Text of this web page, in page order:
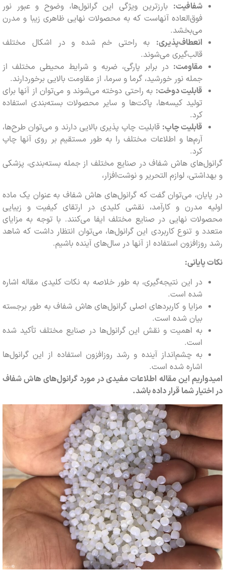
شفافیت:بارزترین ویژگی این گرانول‌ها، وضوح و عبور نور
فوق‌العاده آنهاست که به محصولات نهایی ظاهری زیبا و مدرن
می‌بخشد.
انعطاف‌پذیری:به راحتی خم شده و در اشکال مختلف
قالب‌گیری می‌شوند.
مقاومت:در برابر پارگی، ضربه و شرایط محیطی مختلف از
جمله نور خورشید، گرما و سرما، از مقاومت بالایی برخوردارند.
قابلیت دوخت:به راحتی دوخته می‌شوند و می‌توان از آنها برای
تولید کیسه‌ها، پاکت‌ها و سایر محصولات بسته‌بندی استفاده
قابلیت چاپ:قابلیت چاپ پذیری بالایی دارند و می‌توان طرح‌ها،
آرم‌ها و اطلاعات مختلف را به طور مستقیم بر روی آنها چاپ
هاش شفاف در صنایع مختلف از جمله بسته‌بندی، پزشکی
لوازم التحریر و نوشت‌افزار،
می‌توان گفت که گرانول‌های هاش شفاف به عنوان یک ماده
مدرن و کارآمد، نقشی کلیدی در ارتقای کیفیت و زیبایی
نهایی در صنایع مختلف ایفا می‌کنند. با توجه به مزایای
و تنوع کاربردی این گرانول‌ها، می‌توان انتظار داشت که شاهد
استفاده از آنها در سال‌های آینده باشیم.
در این نتیجه‌گیری، به طور خلاصه به نکات کلیدی مقاله اشاره
شده است.
مزایا و کاربردهای اصلی گرانول‌های هاش شفاف به طور برجسته
بیان شده است.
به اهمیت و نقش این گرانول‌ها در صنایع مختلف تأکید شده
به چشم‌انداز آینده و رشد روزافزون استفاده از این گرانول‌ها
اشاره شده است.
این مقاله اطلاعات مفیدی در مورد گرانول‌های هاش شفاف
شما قرار داده باشد.